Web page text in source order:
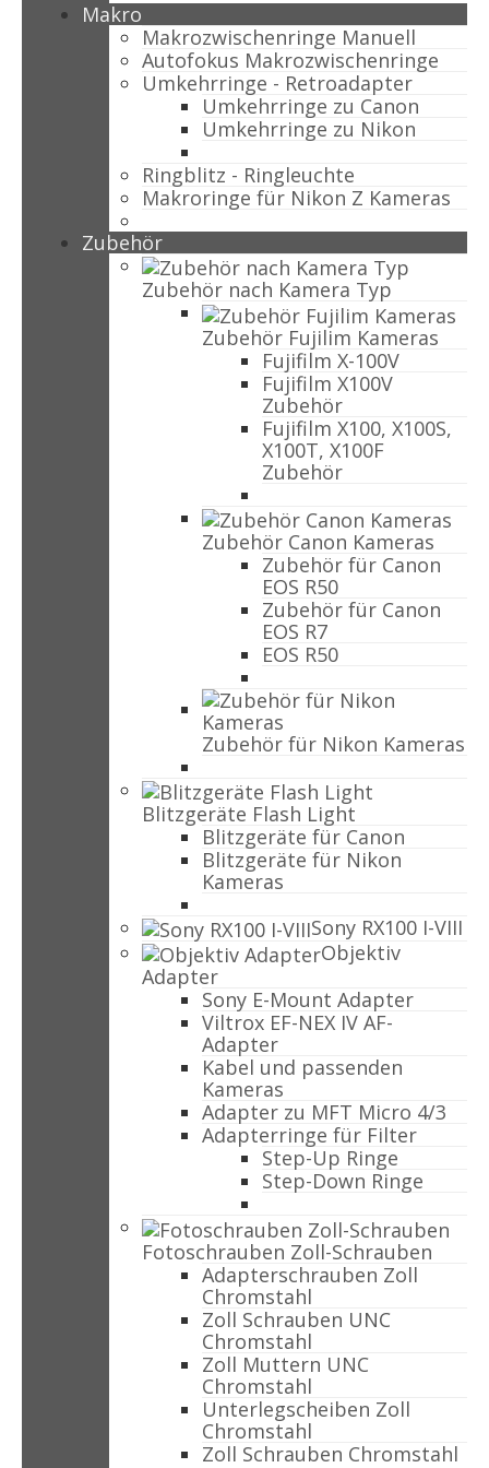
Makro
Makrozwischenringe Manuell
Autofokus Makrozwischenringe
Umkehrringe - Retroadapter
Umkehrringe zu Canon
Umkehrringe zu Nikon
Ringblitz - Ringleuchte
Makroringe für Nikon Z Kameras
Zubehör
Zubehör nach Kamera Typ
Zubehör Fujilim Kameras
Fujifilm X-100V
Fujifilm X100V
Zubehör
Fujifilm X100, X100S,
X100T, X100F
Zubehör
Zubehör Canon Kameras
Zubehör für Canon
EOS R50
Zubehör für Canon
EOS R7
EOS R50
Zubehör für Nikon Kameras
Blitzgeräte Flash Light
Blitzgeräte für Canon
Blitzgeräte für Nikon
Kameras
Sony RX100 I-VIII
Objektiv
Adapter
Sony E-Mount Adapter
Viltrox EF-NEX IV AF-
Adapter
Kabel und passenden
Kameras
Adapter zu MFT Micro 4/3
Adapterringe für Filter
Step-Up Ringe
Step-Down Ringe
Fotoschrauben Zoll-Schrauben
Adapterschrauben Zoll
Chromstahl
Zoll Schrauben UNC
Chromstahl
Zoll Muttern UNC
Chromstahl
Unterlegscheiben Zoll
Chromstahl
Zoll Schrauben Chromstahl